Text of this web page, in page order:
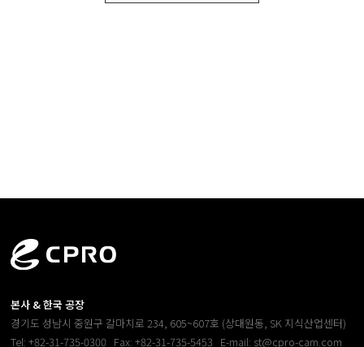
본사 & 한국 공장
경기도 성남시 중원구 갈마치로 234, 605~607호 (상대원동, SK 지식산업센터)
Tel: +82-31-735-0300 Fax: +82-31-735-5453 E-mail: st@cpro-cam.com